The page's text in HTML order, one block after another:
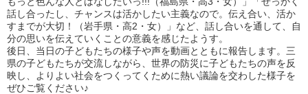
話し合ったし、チャンスは活かしたい主義なので。伝え合い、活か
すまでが大切！（岩手県・高2・女）」など、話し合いを通して、自
分の思いを伝えていくことの意義を感じたようす。
後日、当日の子どもたちの様子や声を動画とともに報告します。三
県の子どもたちが交流しながら、世界の防災に子どもたちの声を反
映し、よりよい社会をつくってくために熱い議論を交わした様子を
ぜひご覧ください♪